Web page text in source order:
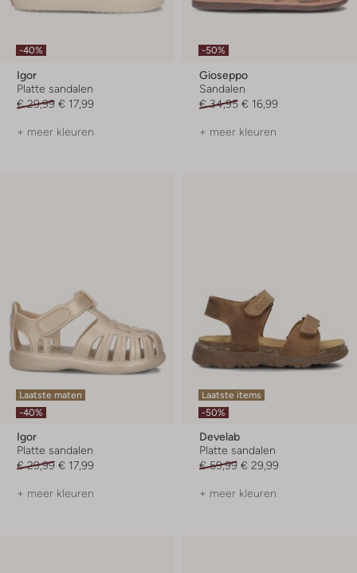
-40%
Igor
Platte sandalen
€ 29,99 € 17,99
+ meer kleuren
-50%
Gioseppo
Sandalen
€ 34,95 € 16,99
+ meer kleuren
Laatste maten
-40%
Igor
Platte sandalen
€ 29,99 € 17,99
+ meer kleuren
Laatste items
-50%
Develab
Platte sandalen
€ 59,99 € 29,99
+ meer kleuren